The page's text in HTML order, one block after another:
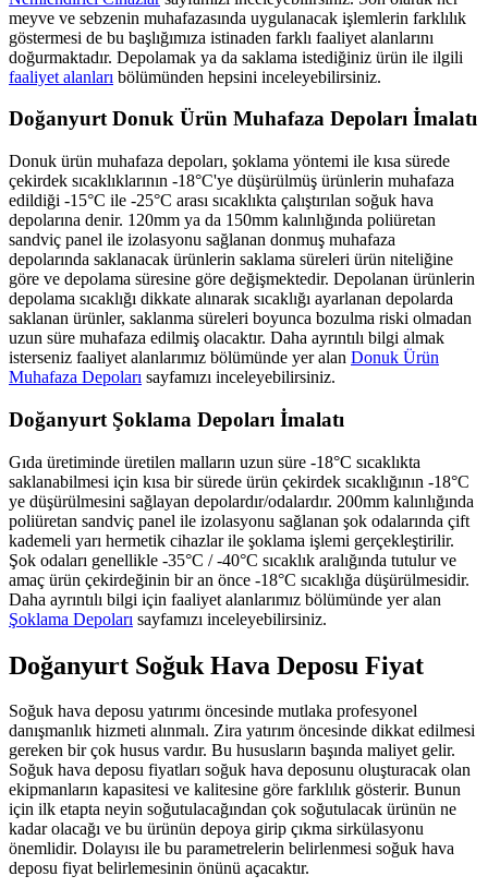
meyve ve sebzenin muhafazasında uygulanacak işlemlerin farklılık
göstermesi de bu başlığımıza istinaden farklı faaliyet alanlarını
doğurmaktadır. Depolamak ya da saklama istediğiniz ürün ile ilgili
faaliyet alanları bölümünden hepsini inceleyebilirsiniz.
Doğanyurt Donuk Ürün Muhafaza Depoları İmalatı
Donuk ürün muhafaza depoları, şoklama yöntemi ile kısa sürede
çekirdek sıcaklıklarının -18°C'ye düşürülmüş ürünlerin muhafaza
edildiği -15°C ile -25°C arası sıcaklıkta çalıştırılan soğuk hava
depolarına denir. 120mm ya da 150mm kalınlığında poliüretan
sandviç panel ile izolasyonu sağlanan donmuş muhafaza
depolarında saklanacak ürünlerin saklama süreleri ürün niteliğine
göre ve depolama süresine göre değişmektedir. Depolanan ürünlerin
depolama sıcaklığı dikkate alınarak sıcaklığı ayarlanan depolarda
saklanan ürünler, saklanma süreleri boyunca bozulma riski olmadan
uzun süre muhafaza edilmiş olacaktır. Daha ayrıntılı bilgi almak
isterseniz faaliyet alanlarımız bölümünde yer alan Donuk Ürün
Muhafaza Depoları sayfamızı inceleyebilirsiniz.
Doğanyurt Şoklama Depoları İmalatı
Gıda üretiminde üretilen malların uzun süre -18°C sıcaklıkta
saklanabilmesi için kısa bir sürede ürün çekirdek sıcaklığının -18°C
ye düşürülmesini sağlayan depolardır/odalardır. 200mm kalınlığında
poliüretan sandviç panel ile izolasyonu sağlanan şok odalarında çift
kademeli yarı hermetik cihazlar ile şoklama işlemi gerçekleştirilir.
Şok odaları genellikle -35°C / -40°C sıcaklık aralığında tutulur ve
amaç ürün çekirdeğinin bir an önce -18°C sıcaklığa düşürülmesidir.
Daha ayrıntılı bilgi için faaliyet alanlarımız bölümünde yer alan
Şoklama Depoları sayfamızı inceleyebilirsiniz.
Doğanyurt Soğuk Hava Deposu Fiyat
Soğuk hava deposu yatırımı öncesinde mutlaka profesyonel
danışmanlık hizmeti alınmalı. Zira yatırım öncesinde dikkat edilmesi
gereken bir çok husus vardır. Bu hususların başında maliyet gelir.
Soğuk hava deposu fiyatları soğuk hava deposunu oluşturacak olan
ekipmanların kapasitesi ve kalitesine göre farklılık gösterir. Bunun
için ilk etapta neyin soğutulacağından çok soğutulacak ürünün ne
kadar olacağı ve bu ürünün depoya girip çıkma sirkülasyonu
önemlidir. Dolayısı ile bu parametrelerin belirlenmesi soğuk hava
deposu fiyat belirlemesinin önünü açacaktır.